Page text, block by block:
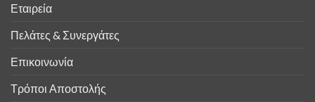
Εταιρεία
Πελάτες & Συνεργάτες
Επικοινωνία
Τρόποι Αποστολής